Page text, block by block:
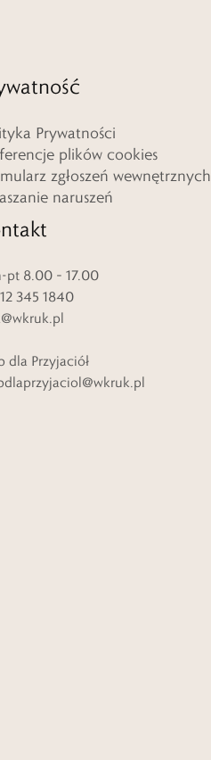
Prywatności
plików cookies
zgłoszeń wewnętrznych
naruszeń
pt 8.00 – 17.00
345 1840
dla Przyjaciół